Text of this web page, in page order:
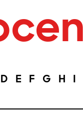
D E F G H I